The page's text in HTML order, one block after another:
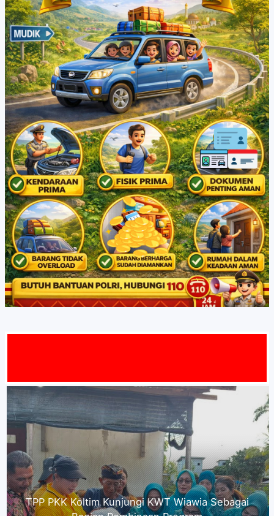
Kepala Dinas P2KB Kabupaten Kolaka Timur
mengucapkan,"Selamat Menyambut HUT RI ke-